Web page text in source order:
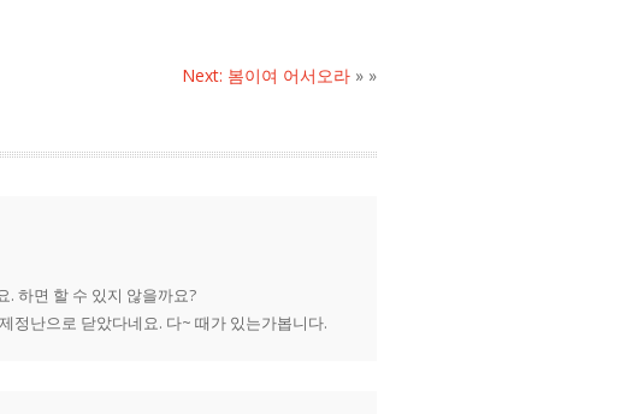
Next: 봄이여 어서오라 » »
하면 할 수 있지 않을까요?
정난으로 닫았다네요. 다~ 때가 있는가봅니다.